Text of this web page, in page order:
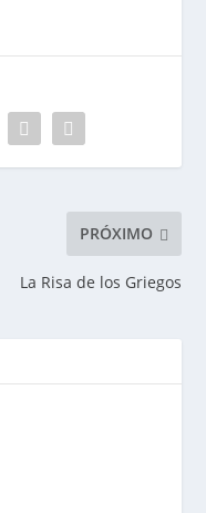
PRÓXIMO
La Risa de los Griegos